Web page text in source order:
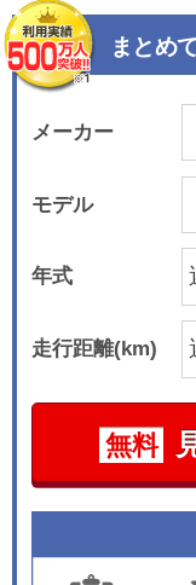
まとめ
メーカー
モデル
年式
走行距離(km)
無料